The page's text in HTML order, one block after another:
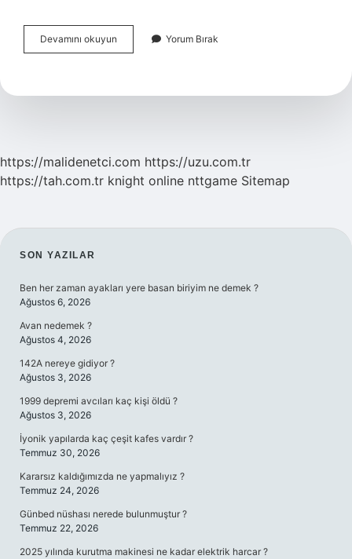
Devamını okuyun
Sinif
Yorum Bırak
https://malidenetci.com https://uzu.com.tr
https://tah.com.tr knight online nttgame Sitemap
SIDEBAR
SON YAZILAR
Ben her zaman ayakları yere basan biriyim ne demek ?
Ağustos 6, 2026
Avan nedemek ?
Ağustos 4, 2026
142A nereye gidiyor ?
Ağustos 3, 2026
1999 depremi avcıları kaç kişi öldü ?
Ağustos 3, 2026
İyonik yapılarda kaç çeşit kafes vardır ?
Temmuz 30, 2026
Kararsız kaldığımızda ne yapmalıyız ?
Temmuz 24, 2026
Günbed nüshası nerede bulunmuştur ?
Temmuz 22, 2026
2025 yılında kurutma makinesi ne kadar elektrik harcar ?